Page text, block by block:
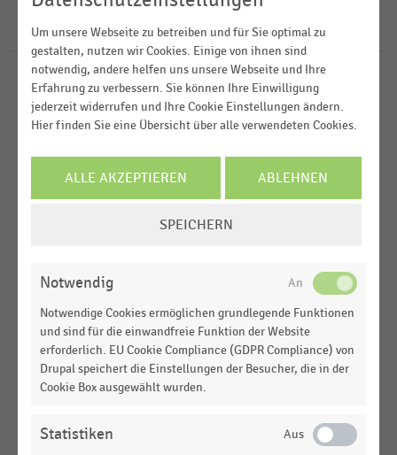
23Ergebnisse fürPHW-Gruppe
KONSUMGÜTERINDUSTRIE| STATISTIK
Top 100 der Lieferanten im Lebensmittelhandel in
Deutschland nach Umsatz (2024)
FLEISCHEREIEN|STATISTIK
Ranking der größten Anbieter der
Geflügelwirtschaft in Deutschland nach Umsatz
Top 100 der Lieferanten im Lebensmittelhandel in
Deutschland nach Umsatz (2023)
FLEISCHEREIEN|STATISTIK
Top 20 der umsatzstärksten Fleischgruppen in
Deutschland (2023)
Top 20 der umsatzstärksten Fleischgruppen in
Deutschland (2022)
Lebensmittelhandel
2023
2022
2021
Um unsere Webseite zu betreiben und für Sie optimal zu
gestalten, nutzen wir Cookies. Einige von ihnen sind
notwendig, andere helfen uns unsere Webseite und Ihre
Erfahrung zu verbessern. Sie können Ihre Einwilligung
jederzeit widerrufen und Ihre Cookie Einstellungen ändern.
Hier finden Sie eine Übersicht über alle verwendeten Cookies.
ALLE AKZEPTIEREN ABLEHNEN
SPEICHERN
Notwendig
Notwendige Cookies ermöglichen grundlegende Funktionen
und sind für die einwandfreie Funktion der Website
erforderlich. EU Cookie Compliance (GDPR Compliance) von
Drupal speichert die Einstellungen der Besucher, die in der
Cookie Box ausgewählt wurden.
Statistiken